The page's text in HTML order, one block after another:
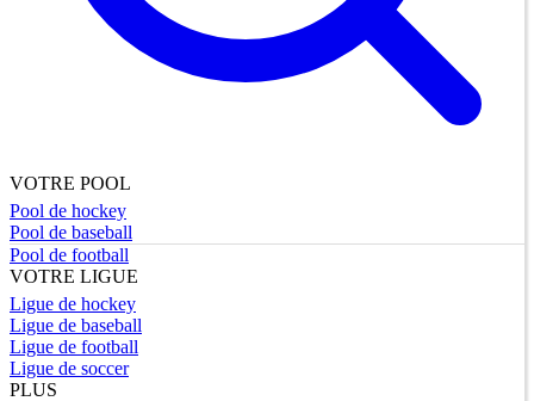
VOTRE POOL
Pool de hockey
Pool de baseball
Pool de football
VOTRE LIGUE
Ligue de hockey
Ligue de baseball
Ligue de football
Ligue de soccer
PLUS